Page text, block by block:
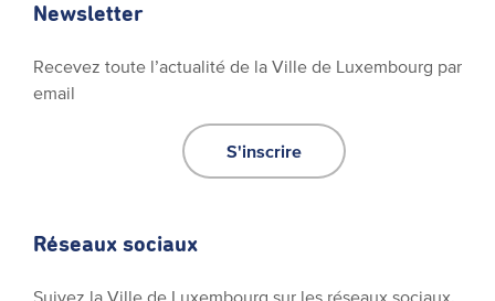
Newsletter
Recevez toute l’actualité de la Ville de Luxembourg par
email
S'inscrire
Réseaux sociaux
Suivez la Ville de Luxembourg sur les réseaux sociaux.